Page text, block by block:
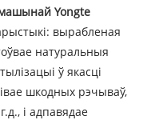
Yongte
вырабленая
натуральныя
ў якасці
шкодных рэчываў,
і адпавядае